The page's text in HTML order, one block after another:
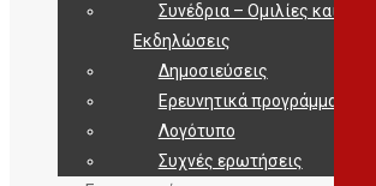
Συνέδρια – Ομιλίες και
Εκδηλώσεις
Δημοσιεύσεις
Ερευνητικά προγράμματα
Λογότυπο
Συχνές ερωτήσεις